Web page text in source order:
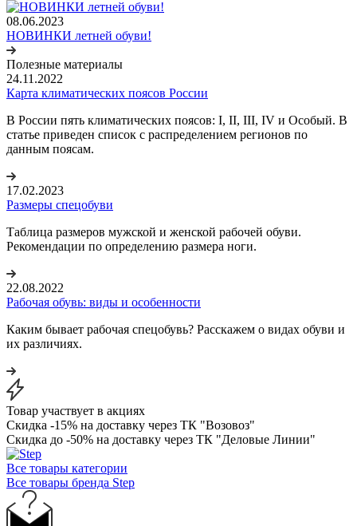
08.06.2023
НОВИНКИ летней обуви!
Полезные материалы
24.11.2022
Карта климатических поясов России
В России пять климатических поясов: I, II, III, IV и Особый. В
статье приведен список с распределением регионов по
данным поясам.
17.02.2023
Размеры спецобуви
Таблица размеров мужской и женской рабочей обуви.
Рекомендации по определению размера ноги.
22.08.2022
Рабочая обувь: виды и особенности
Каким бывает рабочая спецобувь? Расскажем о видах обуви и
их различиях.
Товар участвует в акциях
Скидка -15% на доставку через ТК "Возовоз"
Скидка до -50% на доставку через ТК "Деловые Линии"
Все товары категории
Все товары бренда Step